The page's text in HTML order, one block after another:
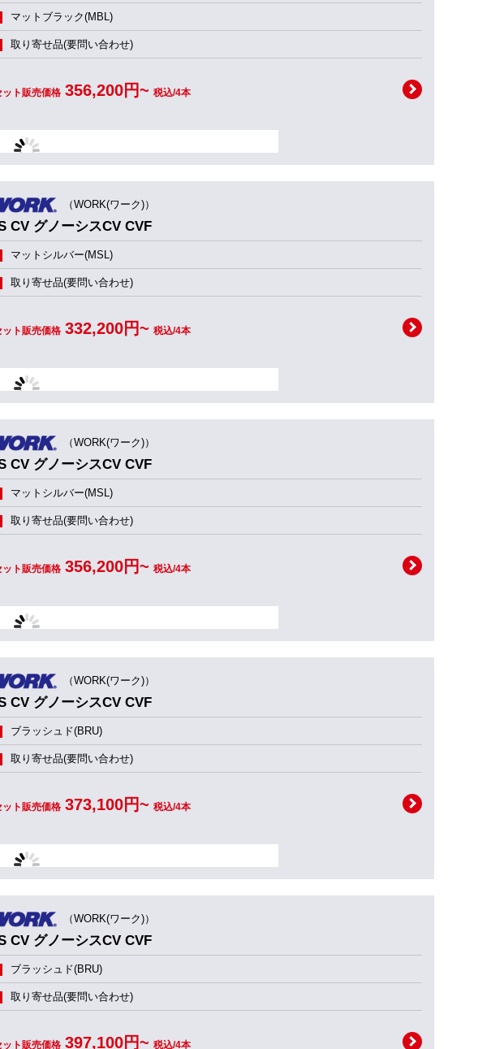
マットブラック(MBL)
取り寄せ品(要問い合わせ)
ト販売価格 356,200円~ 税込/4本
（WORK(ワーク)）
CV グノーシスCV CVF
マットシルバー(MSL)
取り寄せ品(要問い合わせ)
ト販売価格 332,200円~ 税込/4本
（WORK(ワーク)）
CV グノーシスCV CVF
マットシルバー(MSL)
取り寄せ品(要問い合わせ)
ト販売価格 356,200円~ 税込/4本
（WORK(ワーク)）
CV グノーシスCV CVF
ブラッシュド(BRU)
取り寄せ品(要問い合わせ)
ト販売価格 373,100円~ 税込/4本
（WORK(ワーク)）
CV グノーシスCV CVF
ブラッシュド(BRU)
取り寄せ品(要問い合わせ)
ト販売価格 397,100円~ 税込/4本